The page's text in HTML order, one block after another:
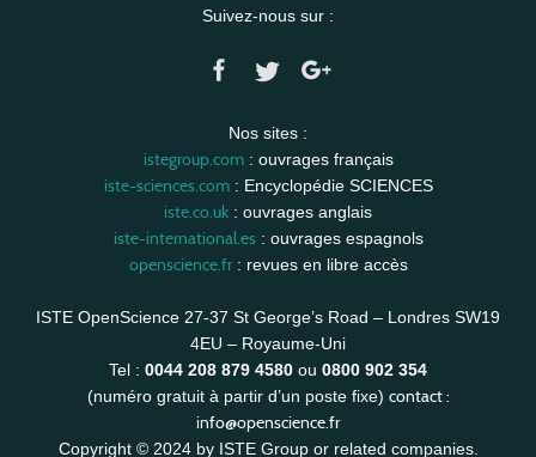
Suivez-nous sur :
Nos sites :
istegroup.com: ouvrages français
iste-sciences.com: Encyclopédie SCIENCES
iste.co.uk : ouvrages anglais
iste-international.es: ouvrages espagnols
openscience.fr: revues en libre accès
ISTE OpenScience 27-37 St George’s Road – Londres SW19
4EU – Royaume-Uni
Tel : 0044 208 879 4580 ou 0800 902 354
(numéro gratuit à partir d’un poste fixe) contact :
info@openscience.fr
Copyright © 2024 by ISTE Group or related companies.